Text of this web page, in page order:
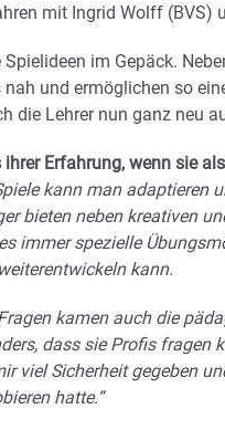
mit Ingrid Wolff (BVS)
im Gepäck.
und ermöglichen so
die Lehrer nun ganz neu
Erfahrung, wenn sie
kann man adaptieren
bieten neben kreativen
immer spezielle
kann.
kamen auch die
dass sie Profis
viel Sicherheit gegeben
hatte.“